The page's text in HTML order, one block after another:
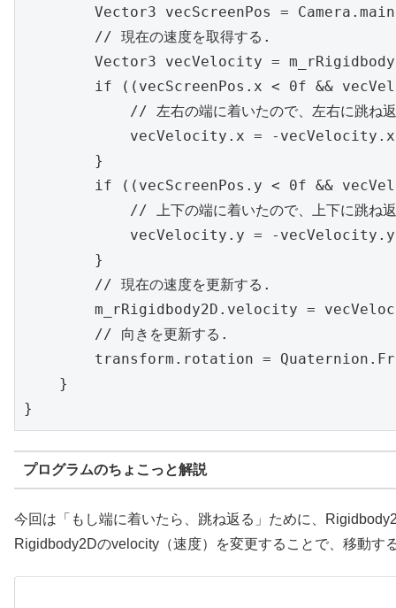
Vector3 vecScreenPos =
        // 現在の速度を取得する.
Vector3 vecVelocity =
if ((vecScreenPos.x < 0f &&
// 左右の端に着いたので、左右に跳ね
vecVelocity.x = -
        }
if ((vecScreenPos.y < 0f &&
// 上下の端に着いたので、上下に跳ね
vecVelocity.y = -
        }
        // 現在の速度を更新する.
m_rRigidbody2D.velocity =
        // 向きを更新する.
transform.rotation =
    }
}
プログラムのちょこっと解説
今回は「もし端に着いたら、跳ね返る」ために、
Rigidbody2Dのvelocity（速度）を変更することで、移動す